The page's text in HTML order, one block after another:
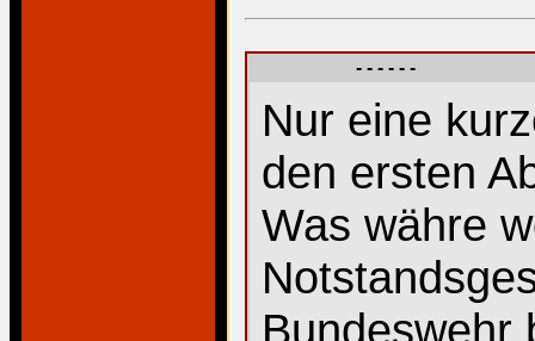
- - - - - -
Nur eine
den ersten
Was währe
Bundeswehr